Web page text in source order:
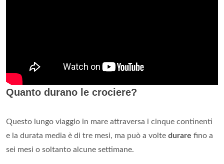
Quanto durano le crociere?
Questo lungo viaggio in mare attraversa i cinque continenti
e la durata media è di tre mesi, ma può a volte durare fino a
sei mesi o soltanto alcune settimane.